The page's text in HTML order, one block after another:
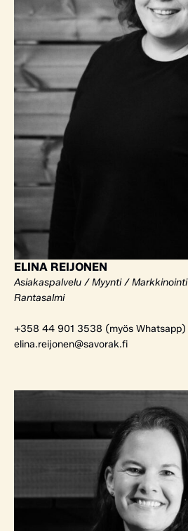
ELINA REIJONEN
Asiakaspalvelu / Myynti / Markkinointi
Rantasalmi
+358 44 901 3538 (myös Whatsapp)
elina.reijonen@savorak.fi